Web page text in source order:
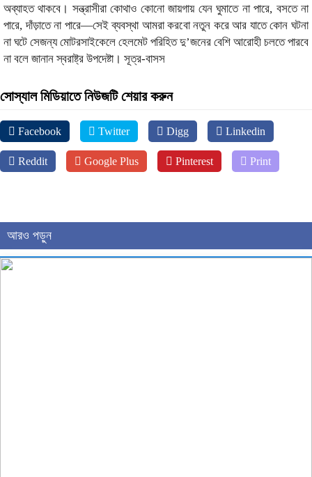
অব্যাহত থাকবে। সন্ত্রাসীরা কোথাও কোনো জায়গায় যেন ঘুমাতে না পারে, বসতে না
পারে, দাঁড়াতে না পারে—সেই ব্যবস্থা আমরা করবো নতুন করে আর যাতে কোন ঘটনা
না ঘটে সেজন্য মোটরসাইকেলে হেলমেট পরিহিত দু’জনের বেশি আরোহী চলতে পারবে
না বলে জানান স্বরাষ্ট্র উপদেষ্টা। সূত্র-বাসস
সোস্যাল মিডিয়াতে নিউজটি শেয়ার করুন
Facebook Twitter Digg Linkedin
Reddit Google Plus Pinterest Print
আরও পড়ুন